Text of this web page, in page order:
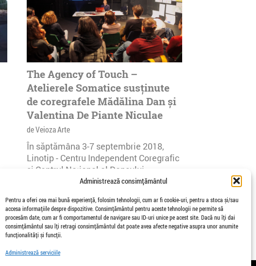
Administrează consimțământul
Pentru a oferi cea mai bună experiență, folosim tehnologii, cum ar fi cookie-uri, pentru a stoca și/sau
accesa informațiile despre dispozitive. Consimțământul pentru aceste tehnologii ne permite să
procesăm date, cum ar fi comportamentul de navigare sau ID-uri unice pe acest site. Dacă nu îți dai
consimțământul sau îți retragi consimțământul dat poate avea afecte negative asupra unor anumite
funcționalități și funcții.
Administrează serviciile
The Agency of Touch –
Atelierele Somatice susținute
de coregrafele Mădălina Dan și
Valentina De Piante Niculae
de Veioza Arte
În săptămâna 3-7 septembrie 2018,
Linotip - Centru Independent Coregrafic
și Centrul Național al Dansului
26 afisari | 0 comentarii